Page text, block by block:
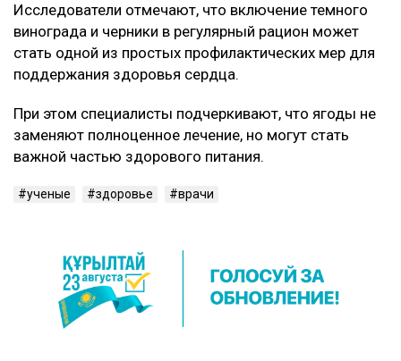
Исследователи отмечают, что включение темного
винограда и черники в регулярный рацион может
стать одной из простых профилактических мер для
поддержания здоровья сердца.
При этом специалисты подчеркивают, что ягоды не
заменяют полноценное лечение, но могут стать
важной частью здорового питания.
ученые здоровье врачи